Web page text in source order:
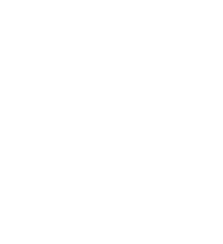
スター お売り頂きあり
います。 すこしなつか
です。電池が止まって
可能です。お気軽にご
いませ。ほかにも、買
LINEクーポンも発行し
...